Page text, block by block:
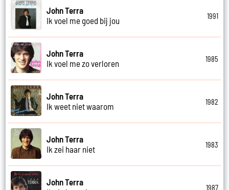
John Terra
Ik voel me goed bij jou
1991
John Terra
Ik voel me zo verloren
1985
John Terra
Ik weet niet waarom
1982
John Terra
Ik zei haar niet
1983
John Terra
1987